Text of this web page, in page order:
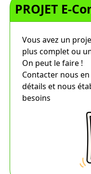
PROJET E-
Vous avez un
plus complet ou
On peut le faire !
Contacter nous
détails et nous
besoins